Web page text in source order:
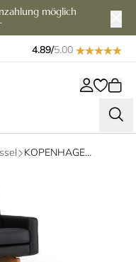
möglich
4.89/5.00
KOPENHAGEN Designer Sessel mit Polsterarmlehnen und Holzfüßen